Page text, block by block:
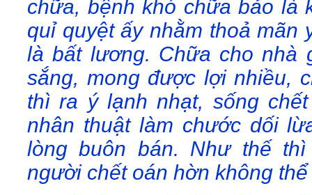
chữa, bệnh khó chữa bảo là
quỉ quyệt ấy nhằm thoả mãn
là bất lương. Chữa cho nhà
sắng, mong được lợi nhiều,
thì ra ý lạnh nhạt, sống
nhân thuật làm chước dối
lòng buôn bán. Như thế
người chết oán hờn không